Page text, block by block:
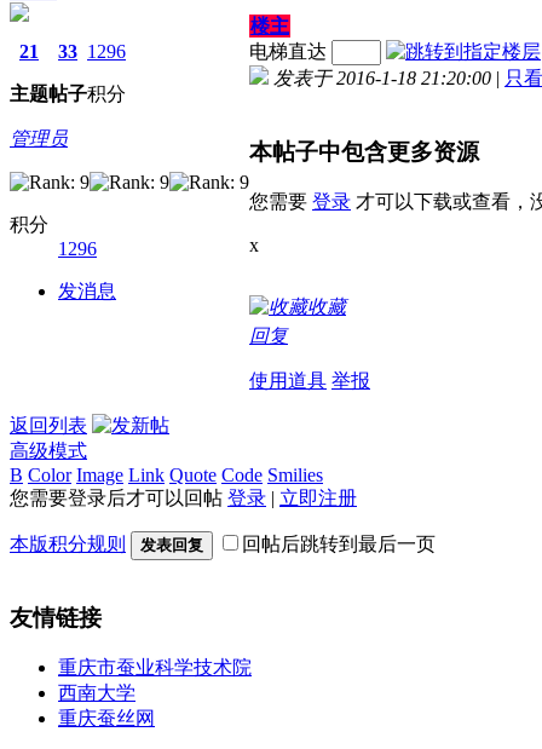
21
主题
33
帖子
1296
积分
管理员
积分
1296
发消息
楼主
电梯直达
发表于 2016-1-18 21:20:00 | 只
本帖子中包含更多资源
您需要 登录 才可以下载或查看，
x
收藏
回复
使用道具 举报
返回列表
高级模式
B Color Image Link Quote Code Smilies
您需要登录后才可以回帖 登录 | 立即注册
本版积分规则 发表回复 回帖后跳转到最后一页
友情链接
重庆市蚕业科学技术院
西南大学
重庆蚕丝网